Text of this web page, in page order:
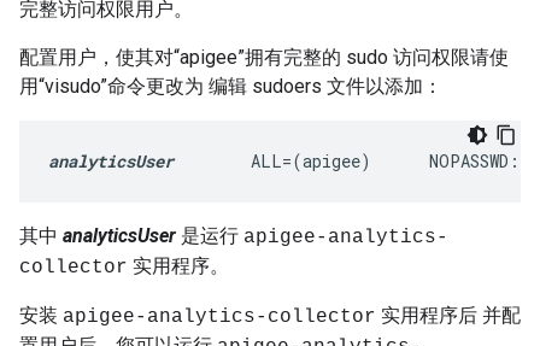
完整访问权限用户。
配置用户，使其对“apigee”拥有完整的 sudo 访问权限请使
用“visudo”命令更改为 编辑 sudoers 文件以添加：
analyticsUser
ALL=(apigee)      NOPASSWD:
其中 analyticsUser 是运行 apigee-analytics-
collector 实用程序。
安装 apigee-analytics-collector 实用程序后 并配